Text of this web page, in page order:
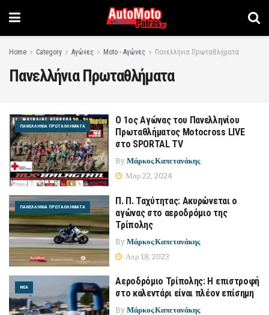
Home Category Αγώνες Moto - Αγώνες Πανελλήνια Πρωταθλήματα
Πανελλήνια Πρωταθλήματα
ΠΑΝΕΛΛΉΝΙΑ ΠΡΩΤΑΘΛΉΜΑΤΑ
Ο 1ος Αγώνας του Πανελληνίου
Πρωταθλήματος Motocross LIVE
στο SPORTAL TV
By Μάρκος Καπετανάκης
Μαρ 22, 2024
ΠΑΝΕΛΛΉΝΙΑ ΠΡΩΤΑΘΛΉΜΑΤΑ
Π. Π. Ταχύτητας: Ακυρώνεται ο
αγώνας στο αεροδρόμιο της
Τρίπολης
By Μάρκος Καπετανάκης
Απρ 18, 2023
ΝΈΑ
Αεροδρόμιο Τρίπολης: Η επιστροφή
στο καλεντάρι είναι πλέον επίσημη
By Μάρκος Καπετανάκης